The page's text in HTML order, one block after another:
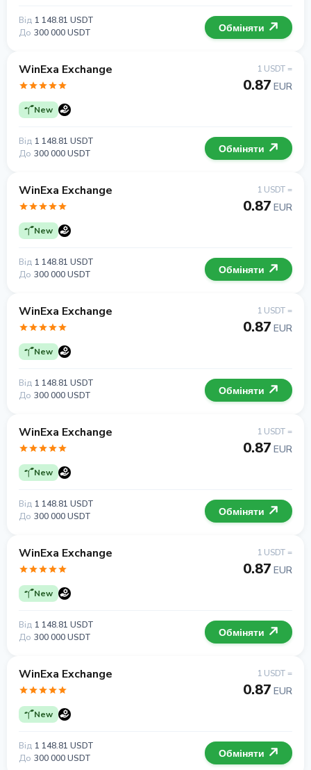
Від 1 148.81 USDT
До 300 000 USDT Обміняти
WinExa Exchange
New
1 USDT =
0.87 EUR
Від 1 148.81 USDT
До 300 000 USDT Обміняти
WinExa Exchange
New
1 USDT =
0.87 EUR
Від 1 148.81 USDT
До 300 000 USDT Обміняти
WinExa Exchange
New
1 USDT =
0.87 EUR
Від 1 148.81 USDT
До 300 000 USDT Обміняти
WinExa Exchange
New
1 USDT =
0.87 EUR
Від 1 148.81 USDT
До 300 000 USDT Обміняти
WinExa Exchange
New
1 USDT =
0.87 EUR
Від 1 148.81 USDT
До 300 000 USDT Обміняти
WinExa Exchange
New
1 USDT =
0.87 EUR
Від 1 148.81 USDT
До 300 000 USDT Обміняти